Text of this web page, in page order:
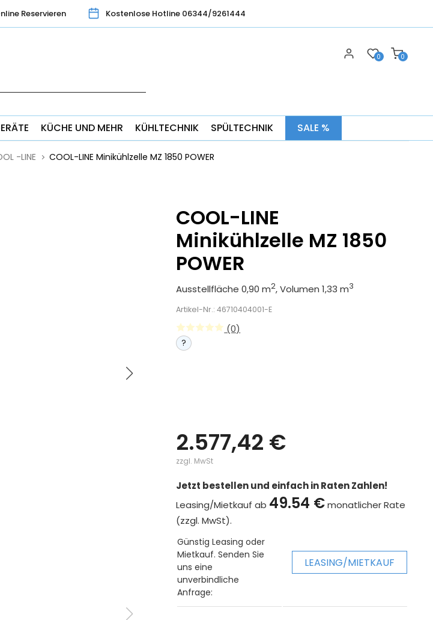
Reservieren Kostenlose Hotline 06344/9261444
0
0
KÜCHE UND MEHR KÜHLTECHNIK SPÜLTECHNIK SALE %
-LINE COOL-LINE Minikühlzelle MZ 1850 POWER
COOL-LINE
Minikühlzelle MZ 1850
POWER
Ausstellfläche 0,90 m2, Volumen 1,33 m3
Artikel-Nr.: 46710404001-E
(0)
?
2.577,42 €
zzgl. MwSt
Jetzt bestellen und einfach in Raten Zahlen!
Leasing/Mietkauf ab 49.54 €monatlicher Rate
(zzgl. MwSt).
Günstig Leasing oder
Mietkauf. Senden Sie
uns eine
unverbindliche
Anfrage:
LEASING/MIETKAUF